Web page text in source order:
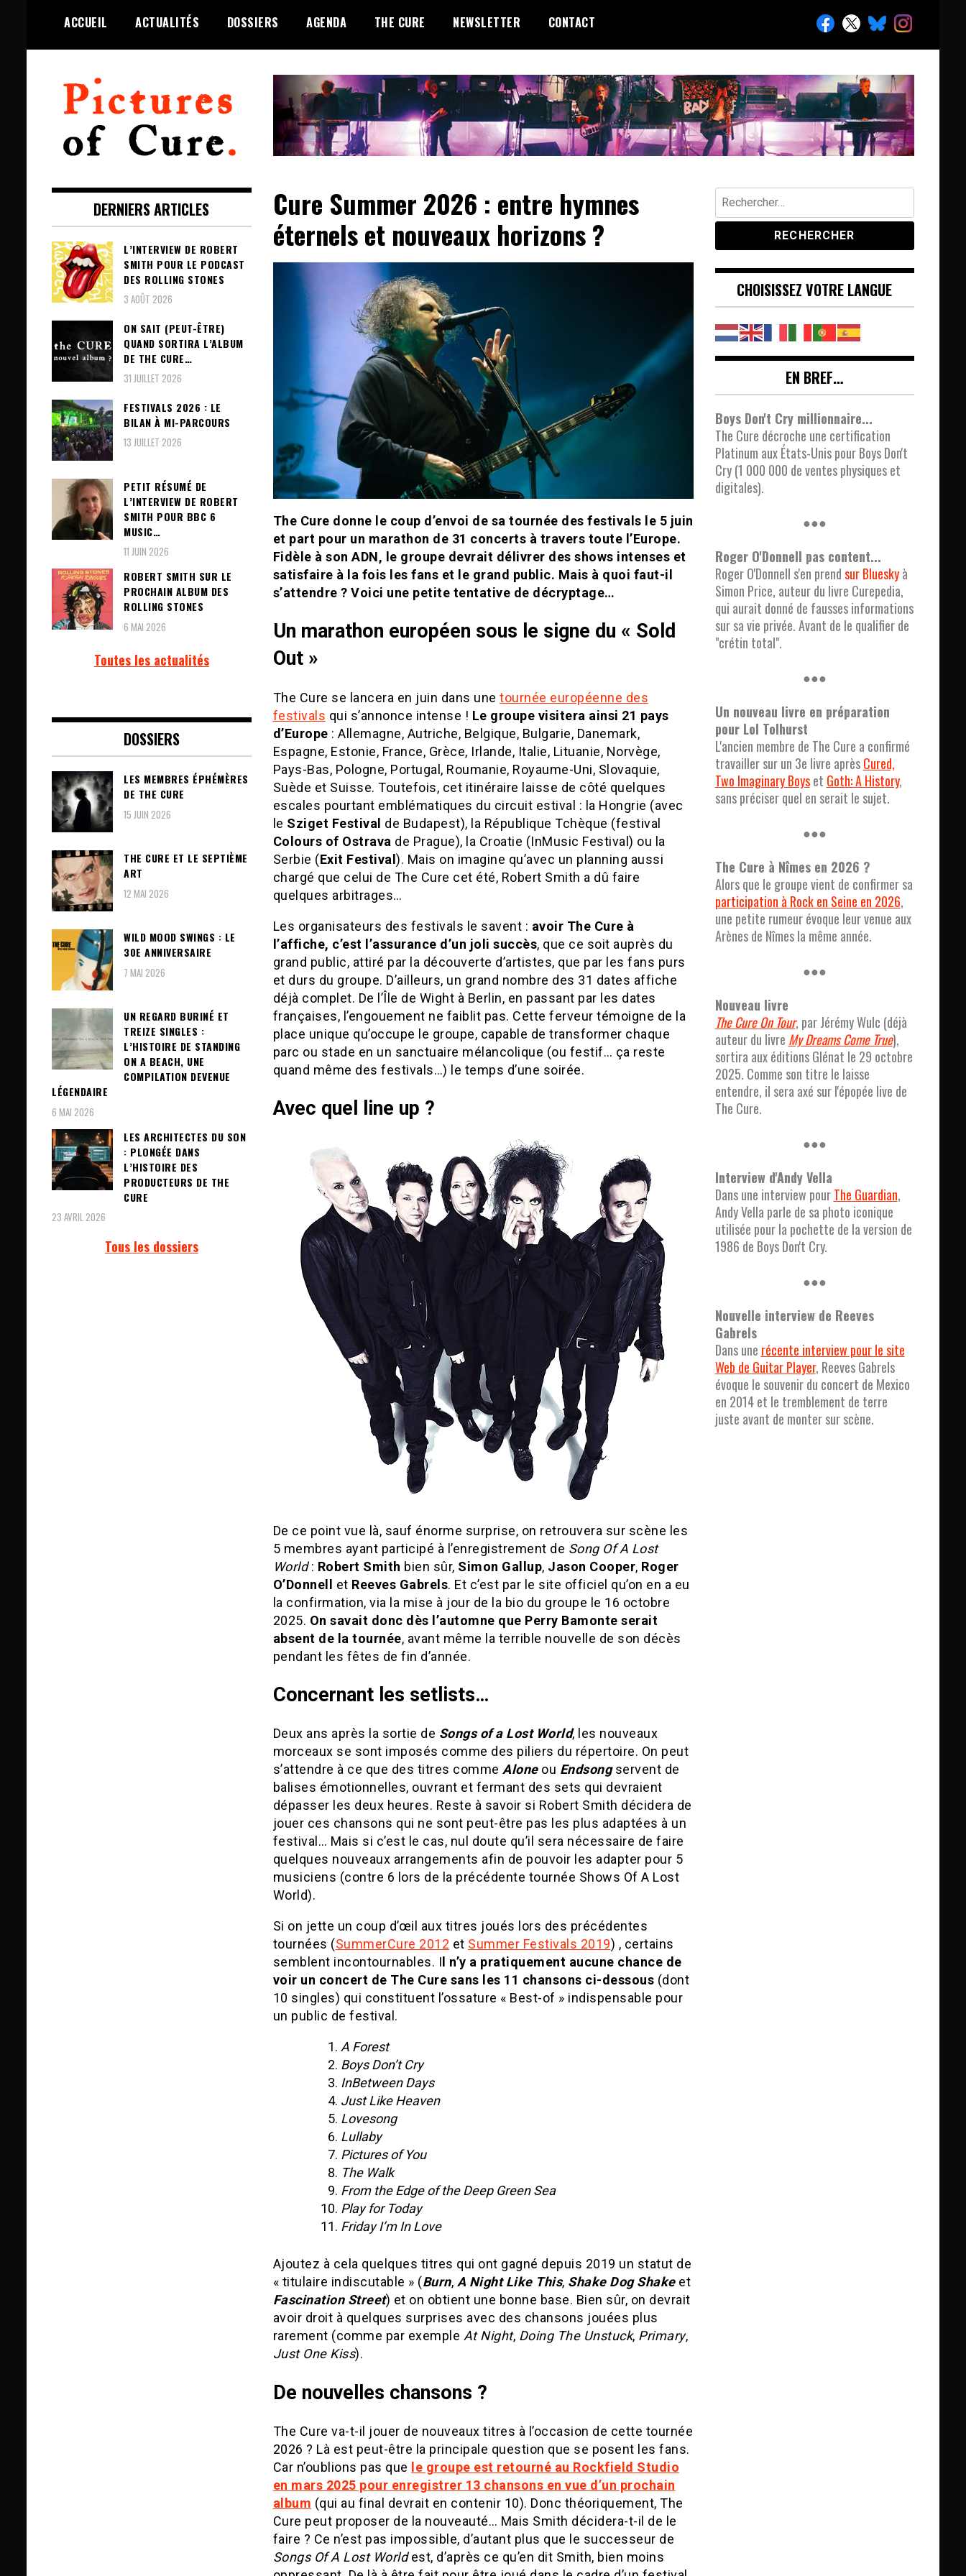
ACCUEIL ACTUALITÉS DOSSIERS AGENDA THE CURE NEWSLETTER CONTACT
Pictures of Cure
2001
Cure Summer 2026 : entre hymnes
éternels et nouveaux horizons ?
The Cure donne le coup d’envoi de sa tournée des festivals le 5 juin
et part pour un marathon de 31 concerts à travers toute l’Europe.
Fidèle à son ADN, le groupe devrait délivrer des shows intenses et
satisfaire à la fois les fans et le grand public. Mais à quoi faut-il
s’attendre ? Voici une petite tentative de décryptage…
Un marathon européen sous le signe du « Sold
Out »
The Cure se lancera en juin dans une tournée européenne des
festivals qui s’annonce intense ! Le groupe visitera ainsi 21 pays
d’Europe : Allemagne, Autriche, Belgique, Bulgarie, Danemark,
Espagne, Estonie, France, Grèce, Irlande, Italie, Lituanie, Norvège,
Pays-Bas, Pologne, Portugal, Roumanie, Royaume-Uni, Slovaquie,
Suède et Suisse. Toutefois, cet itinéraire laisse de côté quelques
escales pourtant emblématiques du circuit estival : la Hongrie (avec
le Sziget Festival de Budapest), la République Tchèque (festival
Colours of Ostrava de Prague), la Croatie (InMusic Festival) ou la
Serbie (Exit Festival). Mais on imagine qu’avec un planning aussi
chargé que celui de The Cure cet été, Robert Smith a dû faire
quelques arbitrages…
Les organisateurs des festivals le savent : avoir The Cure à
l’affiche, c’est l’assurance d’un joli succès, que ce soit auprès du
grand public, attiré par la découverte d’artistes, que par les fans purs
et durs du groupe. D’ailleurs, un grand nombre des 31 dates affiche
déjà complet. De l’Île de Wight à Berlin, en passant par les dates
françaises, l’engouement ne faiblit pas. Cette ferveur témoigne de la
place unique qu’occupe le groupe, capable de transformer chaque
parc ou stade en un sanctuaire mélancolique (ou festif… ça reste
quand même des festivals…) le temps d’une soirée.
Avec quel line up ?
De ce point vue là, sauf énorme surprise, on retrouvera sur scène les
5 membres ayant participé à l’enregistrement de Song Of A Lost
World: Robert Smith bien sûr, Simon Gallup, Jason Cooper, Roger
O’Donnell et Reeves Gabrels. Et c’est par le site officiel qu’on en a eu
la confirmation, via la mise à jour de la bio du groupe le 16 octobre
2025. On savait donc dès l’automne que Perry Bamonte serait
absent de la tournée, avant même la terrible nouvelle de son décès
pendant les fêtes de fin d’année.
Concernant les setlists…
Deux ans après la sortie de Songs of a Lost World, les nouveaux
morceaux se sont imposés comme des piliers du répertoire. On peut
s’attendre à ce que des titres comme Aloneou Endsongservent de
balises émotionnelles, ouvrant et fermant des sets qui devraient
dépasser les deux heures. Reste à savoir si Robert Smith décidera de
jouer ces chansons qui ne sont peut-être pas les plus adaptées à un
festival… Mais si c’est le cas, nul doute qu’il sera nécessaire de faire
quelques nouveaux arrangements afin de pouvoir les adapter pour 5
musiciens (contre 6 lors de la précédente tournée Shows Of A Lost
World).
Si on jette un coup d’œil aux titres joués lors des précédentes
tournées (SummerCure 2012 et Summer Festivals 2019) , certains
semblent incontournables. I l n’y a pratiquement aucune chance de
voir un concert de The Cure sans les 11 chansons ci-dessous (dont
10 singles) qui constituent l’ossature « Best-of » indispensable pour
un public de festival.
A Forest
Boys Don’t Cry
InBetween Days
Just Like Heaven
Lovesong
Lullaby
Pictures of You
The Walk
From the Edge of the Deep Green Sea
Play for Today
Friday I’m In Love
Ajoutez à cela quelques titres qui ont gagné depuis 2019 un statut de
« titulaire indiscutable » (Burn, A Night Like This, Shake Dog Shakeet
Fascination Street) et on obtient une bonne base. Bien sûr, on devrait
avoir droit à quelques surprises avec des chansons jouées plus
rarement (comme par exemple At Night, Doing The Unstuck, Primary,
Just One Kiss).
De nouvelles chansons ?
The Cure va-t-il jouer de nouveaux titres à l’occasion de cette tournée
2026 ? Là est peut-être la principale question que se posent les fans.
Car n’oublions pas que
le groupe est retourné au Rockfield Studio
en mars 2025 pour enregistrer 13 chansons en vue d’un prochain
album (qui au final devrait en contenir 10). Donc théoriquement, The
Cure peut proposer de la nouveauté… Mais Smith décidera-t-il de le
faire ? Ce n’est pas impossible, d’autant plus que le successeur de
Songs Of A Lost Worldest, d’après ce qu’en dit Smith, bien moins
DERNIERS ARTICLES
L’INTERVIEW DE ROBERT
SMITH POUR LE PODCAST
DES ROLLING STONES
3 AOÛT 2026
ON SAIT (PEUT-ÊTRE)
QUAND SORTIRA L’ALBUM
DE THE CURE…
31 JUILLET 2026
FESTIVALS 2026 : LE
BILAN À MI-PARCOURS
13 JUILLET 2026
PETIT RÉSUMÉ DE
L’INTERVIEW DE ROBERT
SMITH POUR BBC 6
MUSIC…
11 JUIN 2026
ROBERT SMITH SUR LE
PROCHAIN ALBUM DES
ROLLING STONES
6 MAI 2026
Toutes les actualités
DOSSIERS
LES MEMBRES ÉPHÉMÈRES
DE THE CURE
15 JUIN 2026
THE CURE ET LE SEPTIÈME
ART
12 MAI 2026
WILD MOOD SWINGS : LE
30E ANNIVERSAIRE
7 MAI 2026
UN REGARD BURINÉ ET
TREIZE SINGLES :
L’HISTOIRE DE STANDING
ON A BEACH, UNE
COMPILATION DEVENUE
LÉGENDAIRE
6 MAI 2026
LES ARCHITECTES DU SON
: PLONGÉE DANS
L’HISTOIRE DES
PRODUCTEURS DE THE
CURE
23 AVRIL 2026
Tous les dossiers
Rechercher :
CHOISISSEZ VOTRE LANGUE
EN BREF…
Boys Don't Cry millionnaire...
The Cure décroche une certification
Platinum aux États-Unis pour Boys Don't
Cry (1 000 000 de ventes physiques et
digitales).
●●●
Roger O'Donnell pas content...
Roger O'Donnell s'en prendsur Blueskyà
Simon Price, auteur du livre Curepedia,
qui aurait donné de fausses informations
sur sa vie privée. Avant de le qualifier de
"crétin total".
●●●
Un nouveau livre en préparation
pour Lol Tolhurst
L'ancien membre de The Cure a confirmé
travailler sur un 3e livre aprèsCured,
Two Imaginary Boyset Goth: A History,
sans préciser quel en serait le sujet.
●●●
The Cure à Nîmes en 2026 ?
Alors que le groupe vient de confirmer sa
participation à Rock en Seine en 2026,
une petite rumeur évoque leur venue aux
Arènes de Nîmes la même année.
●●●
Nouveau livre
The Cure On Tour, par Jérémy Wulc (déjà
auteur du livre My Dreams Come True),
sortira aux éditions Glénat le 29 octobre
2025. Comme son titre le laisse
entendre, il sera axé sur l'épopée live de
The Cure.
●●●
Interview d'Andy Vella
Dans une interview pourThe Guardian,
Andy Vella parle de sa photo iconique
utilisée pour la pochette de la version de
1986 de Boys Don't Cry.
●●●
Nouvelle interview de Reeves
Gabrels
Dans une récente interview pour le site
Web de Guitar Player, Reeves Gabrels
évoque le souvenir du concert de Mexico
en 2014 et le tremblement de terre
juste avant de monter sur scène.